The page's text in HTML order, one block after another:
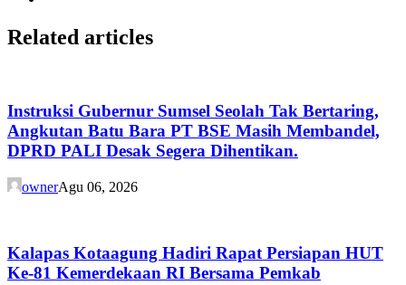
Related articles
Instruksi Gubernur Sumsel Seolah Tak Bertaring,
Angkutan Batu Bara PT BSE Masih Membandel,
DPRD PALI Desak Segera Dihentikan.
ownerAgu 06, 2026
Kalapas Kotaagung Hadiri Rapat Persiapan HUT
Ke-81 Kemerdekaan RI Bersama Pemkab